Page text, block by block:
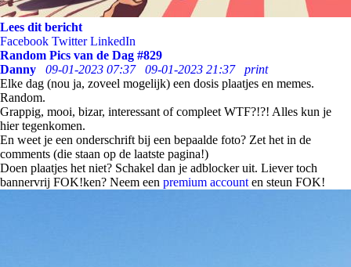
Lees dit bericht
Facebook Twitter LinkedIn
Random Pics van de Dag #829
Danny
09-01-2023 07:37 09-01-2023 21:37
print
Elke dag (nou ja, zoveel mogelijk) een dosis plaatjes en memes.
Random.
Grappig, mooi, bizar, interessant of compleet WTF?!?! Alles kun je
hier tegenkomen.
En weet je een onderschrift bij een bepaalde foto? Zet het in de
comments (die staan op de laatste pagina!)
Doen plaatjes het niet? Schakel dan je adblocker uit. Liever toch
bannervrij FOK!ken? Neem een premium account en steun FOK!